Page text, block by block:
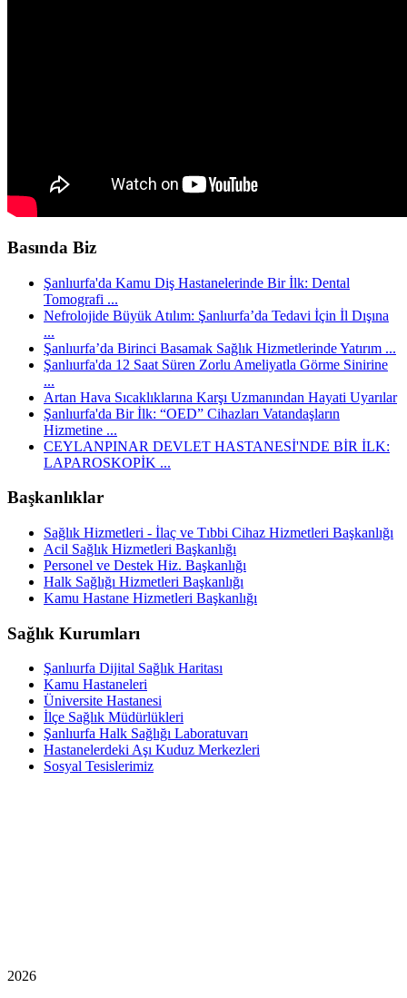
Basında Biz
Şanlıurfa'da Kamu Diş Hastanelerinde Bir İlk: Dental
Tomografi ...
Nefrolojide Büyük Atılım: Şanlıurfa’da Tedavi İçin İl Dışına
...
Şanlıurfa’da Birinci Basamak Sağlık Hizmetlerinde Yatırım ...
Şanlıurfa'da 12 Saat Süren Zorlu Ameliyatla Görme Sinirine
...
Artan Hava Sıcaklıklarına Karşı Uzmanından Hayati Uyarılar
Şanlıurfa'da Bir İlk: “OED” Cihazları Vatandaşların
Hizmetine ...
CEYLANPINAR DEVLET HASTANESİ'NDE BİR İLK:
LAPAROSKOPİK ...
Başkanlıklar
Sağlık Hizmetleri - İlaç ve Tıbbi Cihaz Hizmetleri Başkanlığı
Acil Sağlık Hizmetleri Başkanlığı
Personel ve Destek Hiz. Başkanlığı
Halk Sağlığı Hizmetleri Başkanlığı
Kamu Hastane Hizmetleri Başkanlığı
Sağlık Kurumları
Şanlıurfa Dijital Sağlık Haritası
Kamu Hastaneleri
Üniversite Hastanesi
İlçe Sağlık Müdürlükleri
Şanlıurfa Halk Sağlığı Laboratuvarı
Hastanelerdeki Aşı Kuduz Merkezleri
Sosyal Tesislerimiz
2026